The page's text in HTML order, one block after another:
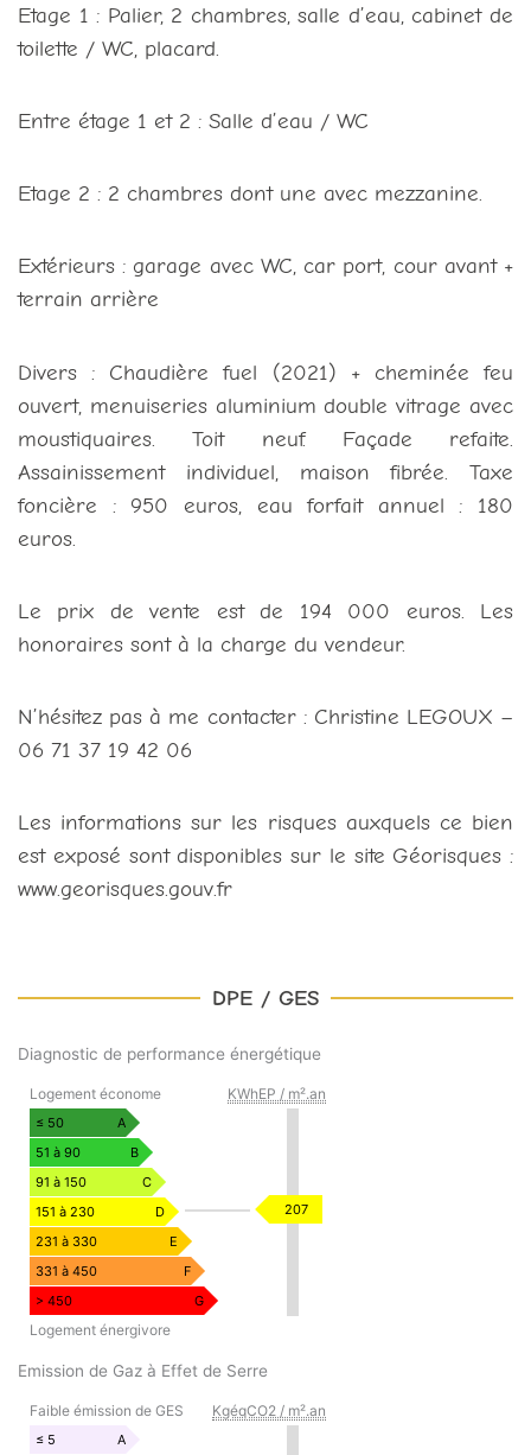
Etage 1 : Palier, 2 chambres, salle d’eau, cabinet de
toilette / WC, placard.
Entre étage 1 et 2 : Salle d’eau / WC
Etage 2 : 2 chambres dont une avec mezzanine.
Extérieurs : garage avec WC, car port, cour avant +
terrain arrière
Divers : Chaudière fuel (2021) + cheminée feu
ouvert, menuiseries aluminium double vitrage avec
moustiquaires. Toit neuf. Façade refaite.
Assainissement individuel, maison fibrée. Taxe
foncière : 950 euros, eau forfait annuel : 180
euros.
Le prix de vente est de 194 000 euros. Les
honoraires sont à la charge du vendeur.
N’hésitez pas à me contacter : Christine LEGOUX –
06 71 37 19 42 06
Les informations sur les risques auxquels ce bien
est exposé sont disponibles sur le site Géorisques :
www.georisques.gouv.fr
DPE / GES
Diagnostic de performance énergétique
DE
PERFORMANCE
ÉNERGÉTIQUE
Logement économe KWhEP / m².an
≤ 50
A
51 à 90
B
91 à 150
C
151 à 230
D
231 à 330
E
331 à 450
F
> 450
G
207KWhEP
Logement énergivore
Emission de Gaz à Effet de Serre
DE
GAZ
Faible émission de GES KgéqCO2 / m².an
≤ 5 A